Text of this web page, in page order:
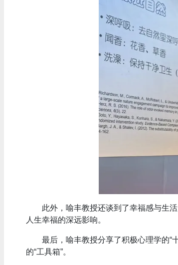
此外，喻丰教授还谈到了幸福感与生
人生幸福的深远影响。
最后，喻丰教授分享了积极心理学的“
的“工具箱”。